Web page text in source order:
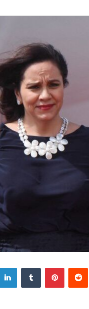
LinkedInTumblr Pinterest